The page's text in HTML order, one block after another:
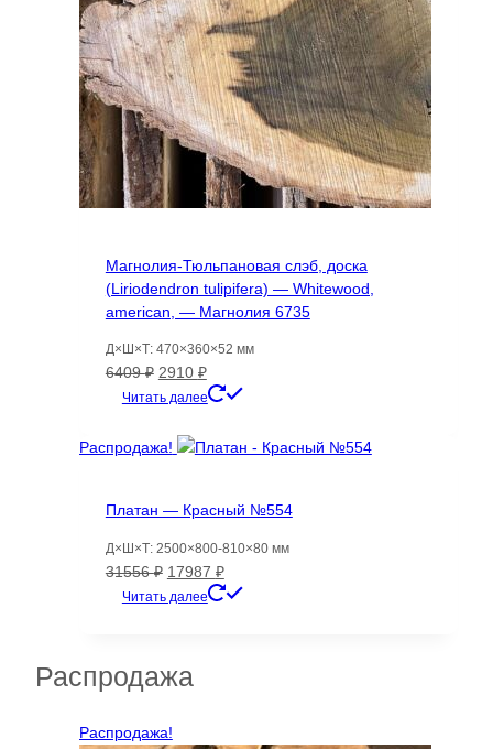
Магнолия-Тюльпановая слэб, доска
(Liriodendron tulipifera) — Whitewood,
american, — Магнолия 6735
Д×Ш×Т: 470×360×52 мм
6409₽ Первоначальная
цена
6409 ₽.
2910 ₽Текущая
цена:
Читать далее
Распродажа!
Платан — Красный №554
Д×Ш×Т: 2500×800-810×80 мм
31556₽ Первоначальная
цена
17987 ₽Текущая
цена:
Читать далее
Распродажа
Распродажа!